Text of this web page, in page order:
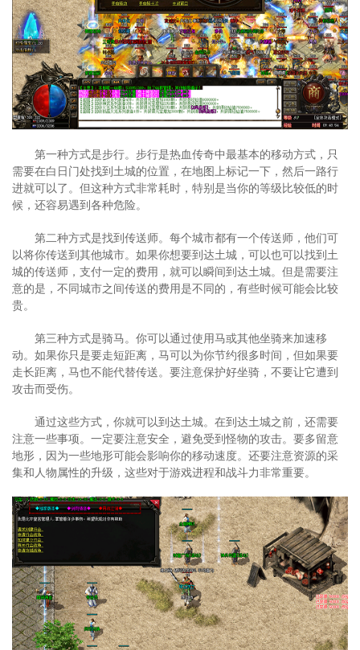
第一种方式是步行。步行是热血传奇中最基本的移动方式，只
需要在白日门处找到土城的位置，在地图上标记一下，然后一路行
进就可以了。但这种方式非常耗时，特别是当你的等级比较低的时
候，还容易遇到各种危险。
第二种方式是找到传送师。每个城市都有一个传送师，他们可
以将你传送到其他城市。如果你想要到达土城，可以也可以找到土
城的传送师，支付一定的费用，就可以瞬间到达土城。但是需要注
意的是，不同城市之间传送的费用是不同的，有些时候可能会比较
贵。
第三种方式是骑马。你可以通过使用马或其他坐骑来加速移
动。如果你只是要走短距离，马可以为你节约很多时间，但如果要
走长距离，马也不能代替传送。要注意保护好坐骑，不要让它遭到
攻击而受伤。
通过这些方式，你就可以到达土城。在到达土城之前，还需要
注意一些事项。一定要注意安全，避免受到怪物的攻击。要多留意
地形，因为一些地形可能会影响你的移动速度。还要注意资源的采
集和人物属性的升级，这些对于游戏进程和战斗力非常重要。